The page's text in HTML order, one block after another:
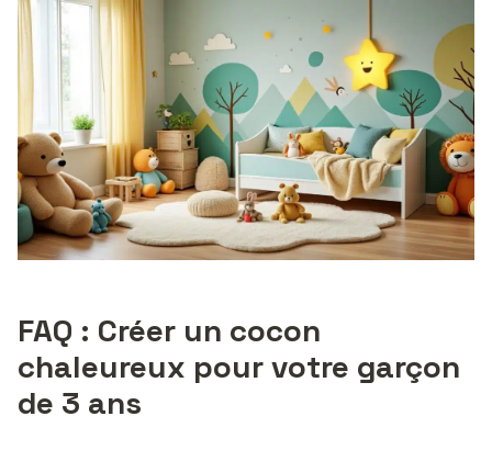
FAQ : Créer un cocon
chaleureux pour votre garçon
de 3 ans